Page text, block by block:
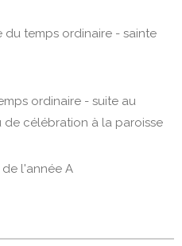
du temps ordinaire - sainte
ordinaire - suite au
de célébration à la paroisse
de l'année A